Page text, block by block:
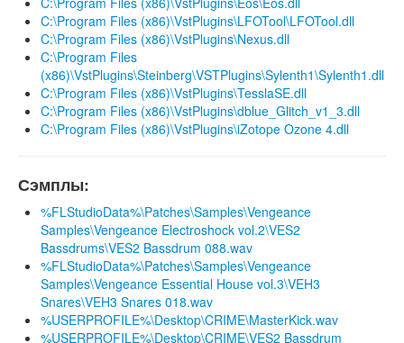
C:\Program Files (x86)\VstPlugins\LFOTool\LFOTool.dll
C:\Program Files (x86)\VstPlugins\Nexus.dll
C:\Program Files
(x86)\VstPlugins\Steinberg\VSTPlugins\Sylenth1\Sylenth1.dll
C:\Program Files (x86)\VstPlugins\TesslaSE.dll
C:\Program Files (x86)\VstPlugins\dblue_Glitch_v1_3.dll
C:\Program Files (x86)\VstPlugins\iZotope Ozone 4.dll
Сэмплы:
%FLStudioData%\Patches\Samples\Vengeance
Samples\Vengeance Electroshock vol.2\VES2
Bassdrums\VES2 Bassdrum 088.wav
%FLStudioData%\Patches\Samples\Vengeance
Samples\Vengeance Essential House vol.3\VEH3
Snares\VEH3 Snares 018.wav
%USERPROFILE%\Desktop\CRIME\MasterKick.wav
%USERPROFILE%\Desktop\CRIME\VES2 Bassdrum